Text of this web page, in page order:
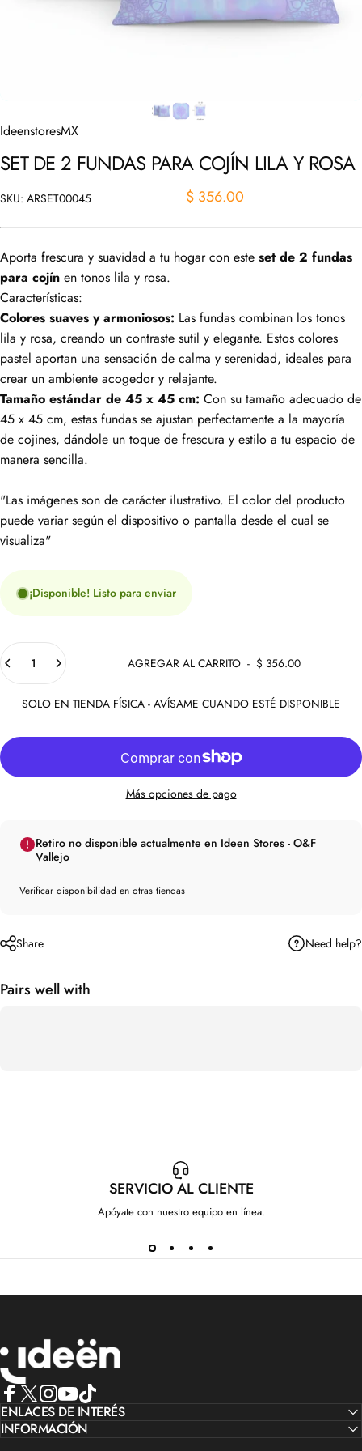
IdeenstoresMX
SET DE 2 FUNDAS PARA COJÍN LILAY ROSA
SKU: ARSET00045 $ 356.00
Aporta frescura y suavidad a tu hogar con este set de 2 fundas
para cojín en tonos lila y rosa.
Características:
Colores suaves y armoniosos: Las fundas combinan los tonos
lila y rosa, creando un contraste sutil y elegante. Estos colores
pastel aportan una sensación de calma y serenidad, ideales para
crear un ambiente acogedor y relajante.
Tamaño estándar de 45 x 45 cm: Con su tamaño adecuado de
45 x 45 cm, estas fundas se ajustan perfectamente a la mayoría
de cojines, dándole un toque de frescura y estilo a tu espacio de
manera sencilla.
"Las imágenes son de carácter ilustrativo. El color del producto
puede variar según el dispositivo o pantalla desde el cual se
visualiza"
¡Disponible! Listo para enviar
Cantidad
AGREGAR AL CARRITO - $ 356.00
SOLO EN TIENDA FÍSICA - AVÍSAME CUANDO ESTÉ DISPONIBLE
Más opciones de pago
Retiro no disponible actualmente en Ideen Stores - O&F
Vallejo
Verificar disponibilidad en otras tiendas
Share Need help?
Pairs well with
SERVICIO AL CLIENTE
Apóyate con nuestro equipo en línea.
IdeenstoresMX
Facebook
X (Twitter)
Instagram
YouTube
TikTok
ENLACES DE INTERÉS
INFORMACIÓN